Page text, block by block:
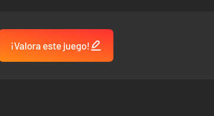
¡Valora este juego!